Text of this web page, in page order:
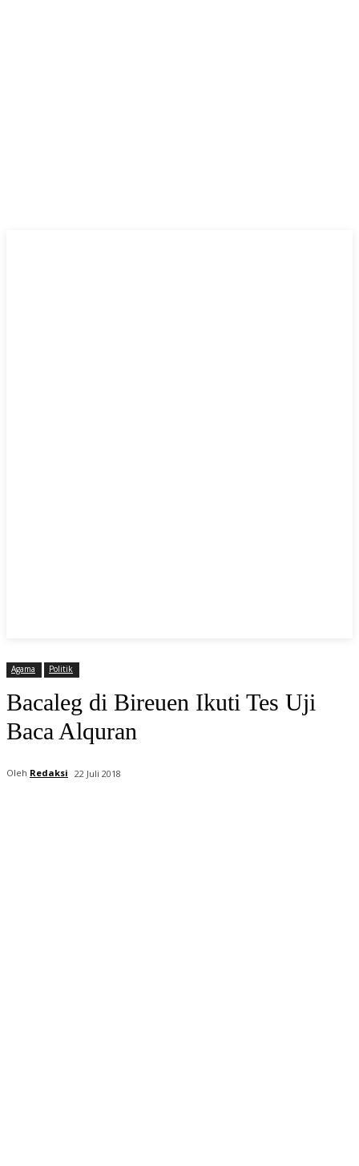
Agama Politik
Bacaleg di Bireuen Ikuti Tes Uji
Baca Alquran
Oleh Redaksi 22 Juli 2018